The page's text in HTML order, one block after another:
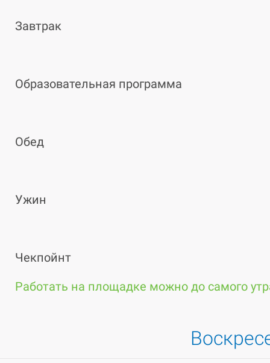
Завтрак
Образовательная программа
Обед
Ужин
Чекпойнт
Работать на площадке можно до самого